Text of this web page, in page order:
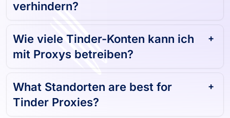
verhindern?
Wie viele Tinder-Konten kann ich
mit Proxys betreiben?
What Standorten are best for
Tinder Proxies?